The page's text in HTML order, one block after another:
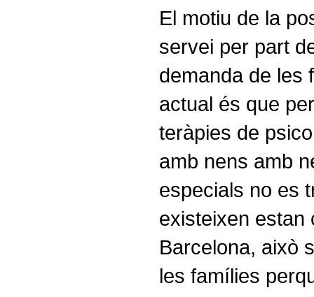
El motiu de la
servei per part
demanda de les
actual és que
teràpies de
amb nens amb
especials no es
existeixen estan
Barcelona, això
les famílies